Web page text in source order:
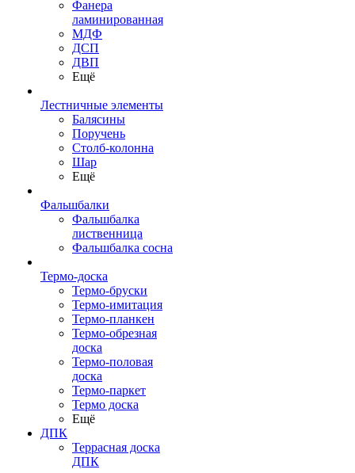
Фанера
ламинированная
МДФ
ДСП
ДВП
Ещё
Лестничные элементы
Балясины
Поручень
Столб-колонна
Шар
Ещё
Фальшбалки
Фальшбалка
лиственница
Фальшбалка сосна
Термо-доска
Термо-бруски
Термо-имитация
Термо-планкен
Термо-обрезная
доска
Термо-половая
доска
Термо-паркет
Термо доска
Ещё
ДПК
Террасная доска
ДПК